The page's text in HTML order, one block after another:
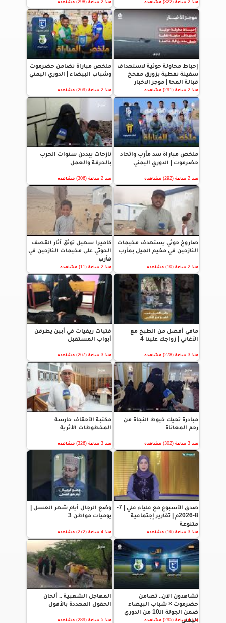
منذ 2 ساعة (322) مشاهده منذ 2 ساعة (298) مشاهده
إحباط محاولة حوثية لاستهداف
سفينة نفطية بزورق مفخخ
قبالة المخا | موجز الاخبار
منذ 2 ساعة (291) مشاهده
ملخص مباراة تضامن حضرموت
وشباب البيضاء | الدوري اليمني
منذ 2 ساعة (269) مشاهده
ملخص مباراة سد مأرب واتحاد
حضرموت | الدوري اليمني
منذ 2 ساعة (292) مشاهده
نازحات يبددن سنوات الحرب
بالحرفة والعمل
منذ 2 ساعة (306) مشاهده
صاروخ حوثي يستهدف مخيمات
النازحين في مخيم الميل بمأرب
منذ 2 ساعة (10) مشاهده
كاميرا سهيل توثق آثار القصف
الحوثي على مخيمات النازحين في
مأرب
منذ 2 ساعة (11) مشاهده
مافي أفضل من الطبخ مع
الأغاني | زواجك علينا 4
منذ 3 ساعة (278) مشاهده
فتيات ريفيات في أبين يطرقن
أبواب المستقبل
منذ 3 ساعة (267) مشاهده
مبادرة تحيك خيوط النجاة من
رحم المعاناة
منذ 3 ساعة (302) مشاهده
مكتبة الأحقاف حارسة
المخطوطات الأثرية
منذ 3 ساعة (326) مشاهده
صدى الأسبوع مع علياء علي | 7-
8-2026م | تقارير إجتماعية
متنوعة
منذ 3 ساعة (16) مشاهده
وضع الرجال أيام شهر العسل |
يوميات مواطن 3
منذ 4 ساعة (272) مشاهده
تشاهدون الآن.. تضامن
حضرموت × شباب البيضاء
ضمن الجولة الـ10 من الدوري
اليمني
منذ 4 ساعة (295) مشاهده
المهاجل الشعبية .. ألحان
الحقول المهددة بالأفول
منذ 5 ساعة (289) مشاهده